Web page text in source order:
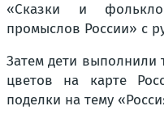
«Сказки и
промыслов России» с
Затем дети выполнили
цветов на карте
поделки на тему